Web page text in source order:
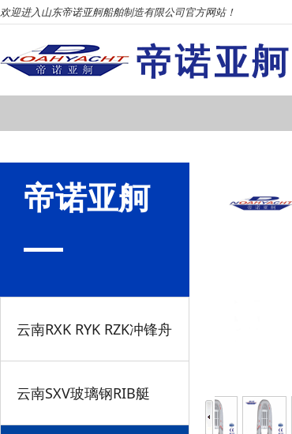
欢迎进入山东帝诺亚舸船舶制造有限公司官方网站！
帝诺亚舸
云南RXK RYK RZK冲锋舟
云南SXV玻璃钢RIB艇